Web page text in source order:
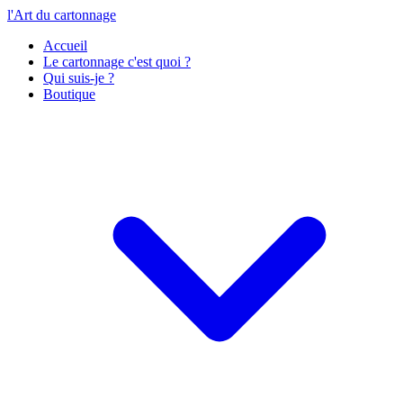
l'Art du cartonnage
Accueil
Le cartonnage c'est quoi ?
Qui suis-je ?
Boutique